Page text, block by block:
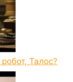
Талос?